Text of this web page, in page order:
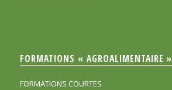
FORMATIONS « AGROALIMENTAIRE »
FORMATIONS COURTES